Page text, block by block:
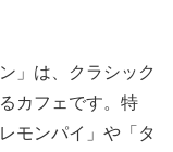
」は、クラシック
カフェです。特
モンパイ」や「タ